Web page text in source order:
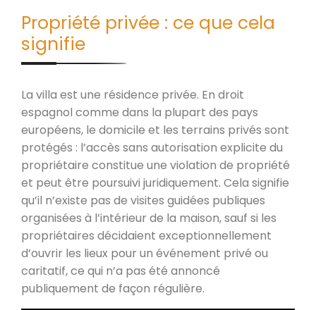
Propriété privée : ce que cela
signifie
La villa est une résidence privée. En droit
espagnol comme dans la plupart des pays
européens, le domicile et les terrains privés sont
protégés : l’accès sans autorisation explicite du
propriétaire constitue une violation de propriété
et peut être poursuivi juridiquement. Cela signifie
qu’il n’existe pas de visites guidées publiques
organisées à l’intérieur de la maison, sauf si les
propriétaires décidaient exceptionnellement
d’ouvrir les lieux pour un événement privé ou
caritatif, ce qui n’a pas été annoncé
publiquement de façon régulière.